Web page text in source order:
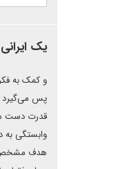
یک ایرانی
و کمک به
پس می‌گیرد
قدرت دست
وابستگی به
هدف مشخص